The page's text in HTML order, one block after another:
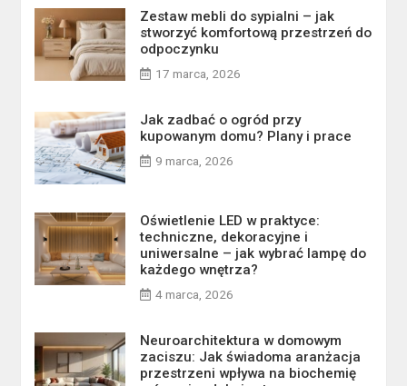
Zestaw mebli do sypialni – jak
stworzyć komfortową przestrzeń do
odpoczynku
17 marca, 2026
Jak zadbać o ogród przy
kupowanym domu? Plany i prace
9 marca, 2026
Oświetlenie LED w praktyce:
techniczne, dekoracyjne i
uniwersalne – jak wybrać lampę do
każdego wnętrza?
4 marca, 2026
Neuroarchitektura w domowym
zaciszu: Jak świadoma aranżacja
przestrzeni wpływa na biochemię